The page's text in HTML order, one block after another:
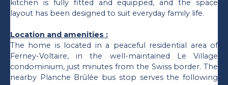
kitchen is fully fitted and equipped, and the space
layout has been designed to suit everyday family life.
Location and amenities :
The home is located in a peaceful residential area of
Ferney-Voltaire, in the well-maintained Le Village
condominium, just minutes from the Swiss border. The
nearby Planche Brûlée bus stop serves the following